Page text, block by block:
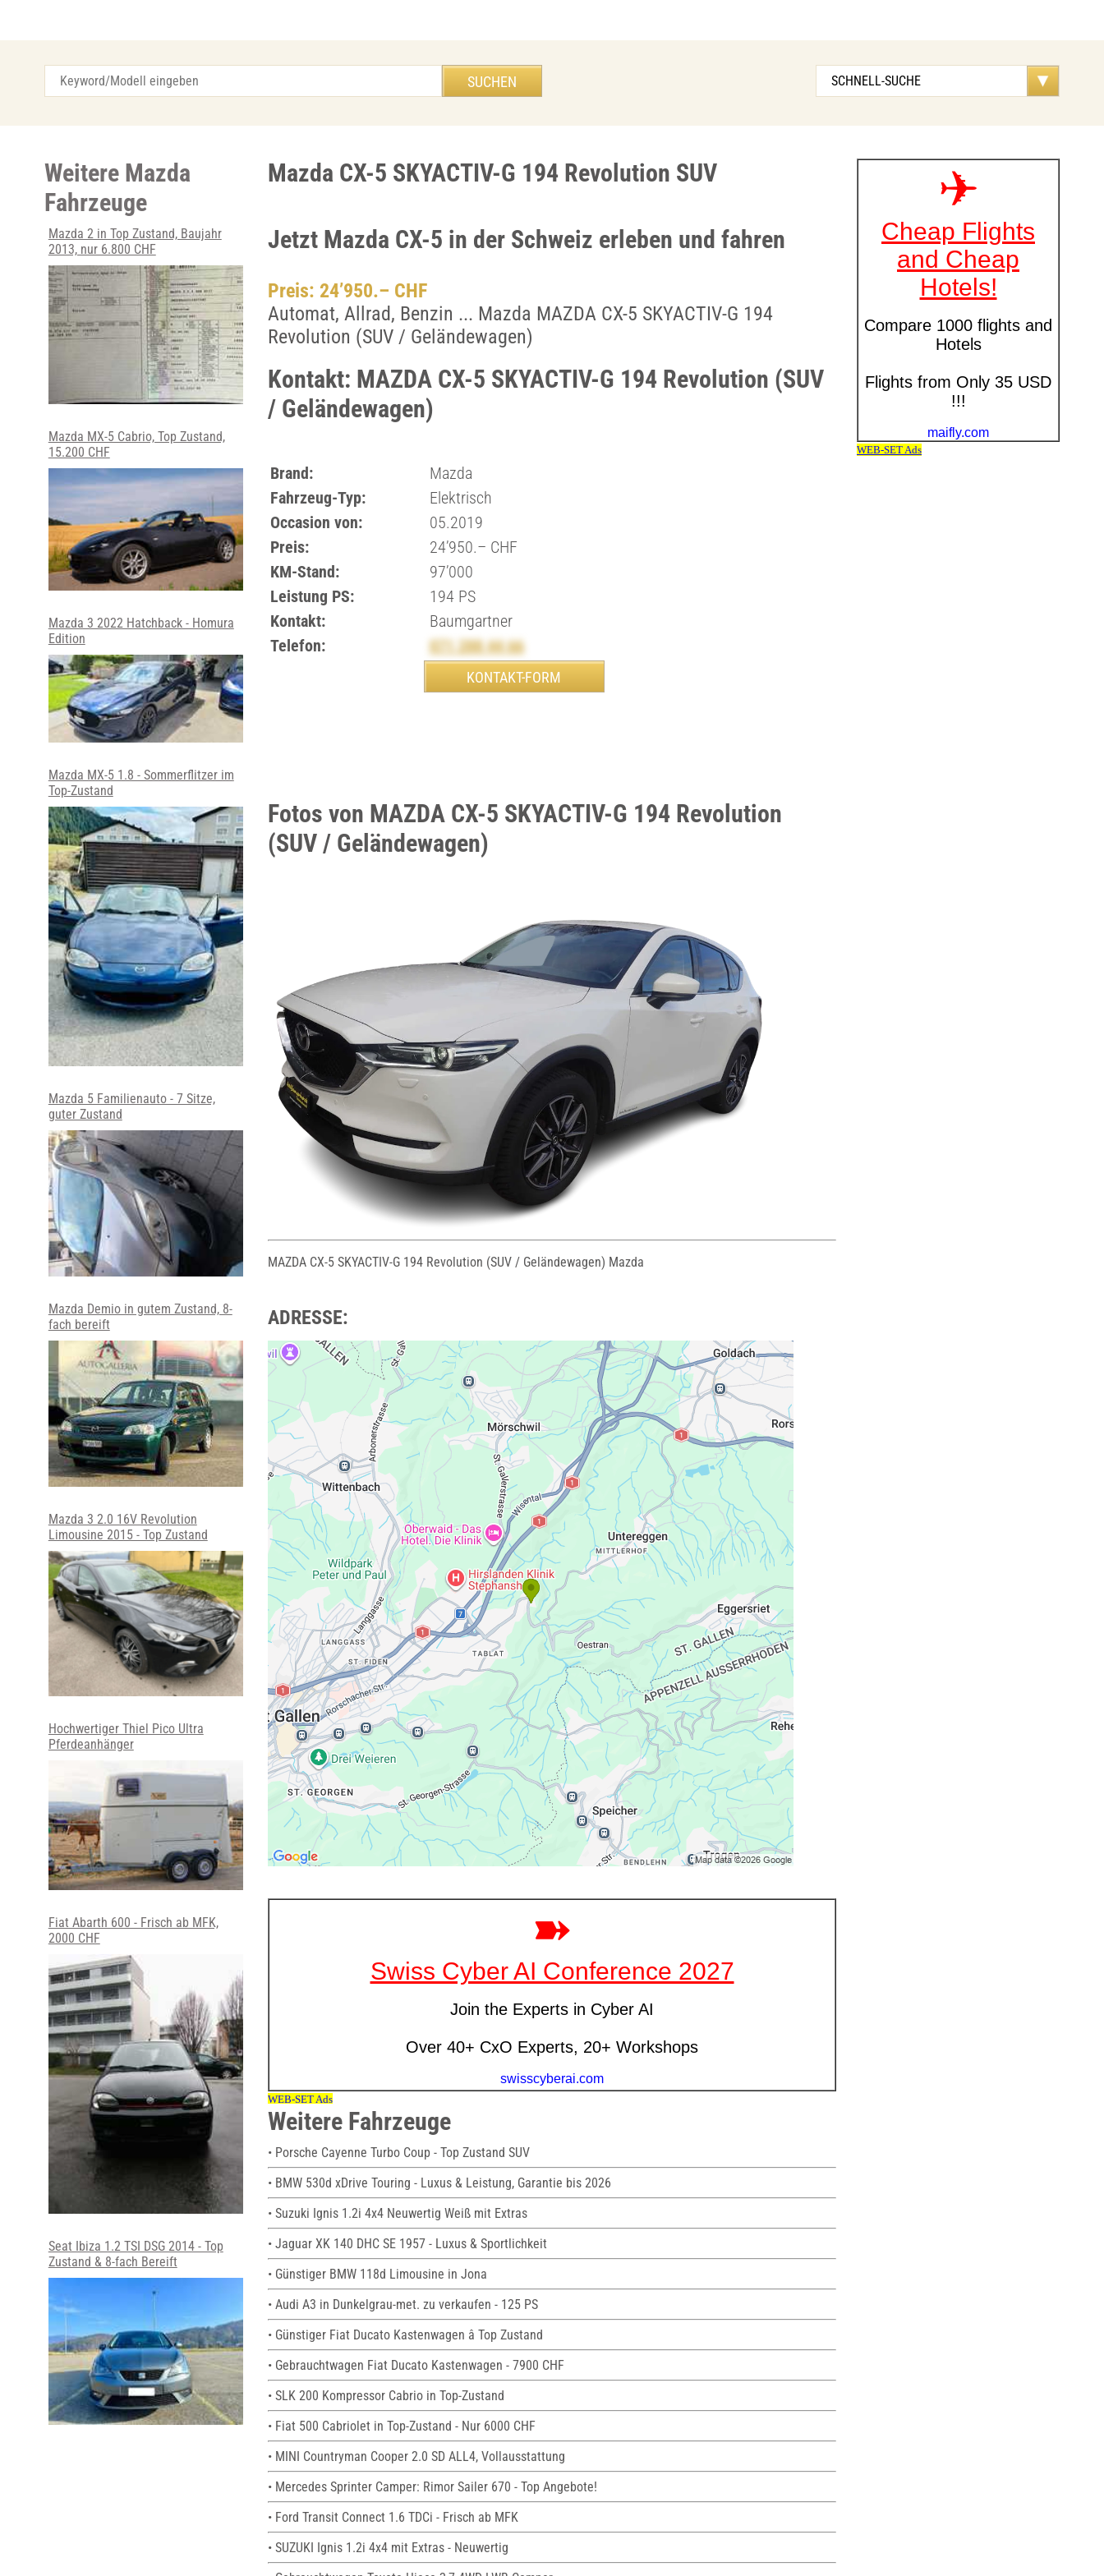
Mazda CX-5 SKYACTIV-G 194 Revolution SUV
Jetzt Mazda CX-5 in der Schweiz erleben und fahren
Preis: 24’950.– CHF
Automat, Allrad, Benzin ... Mazda MAZDA CX-5 SKYACTIV-G 194
Revolution (SUV / Geländewagen)
Kontakt: MAZDA CX-5 SKYACTIV-G 194 Revolution (SUV
/ Geländewagen)
Brand:
Mazda
Fahrzeug-Typ:
Elektrisch
Occasion von:
05.2019
Preis:
24’950.– CHF
KM-Stand:
97’000
Leistung PS:
194 PS
Kontakt:
Baumgartner
Telefon:
071 288 44 66
Fotos von MAZDA CX-5 SKYACTIV-G 194 Revolution
(SUV / Geländewagen)
MAZDA CX-5 SKYACTIV-G 194 Revolution (SUV / Geländewagen) Mazda
ADRESSE:
Weitere Fahrzeuge
• Porsche Cayenne Turbo Coup - Top Zustand SUV
• BMW 530d xDrive Touring - Luxus & Leistung, Garantie bis 2026
• Suzuki Ignis 1.2i 4x4 Neuwertig Weiß mit Extras
• Jaguar XK 140 DHC SE 1957 - Luxus & Sportlichkeit
• Günstiger BMW 118d Limousine in Jona
• Audi A3 in Dunkelgrau-met. zu verkaufen - 125 PS
• Günstiger Fiat Ducato Kastenwagen â Top Zustand
• Gebrauchtwagen Fiat Ducato Kastenwagen - 7900 CHF
• SLK 200 Kompressor Cabrio in Top-Zustand
• Fiat 500 Cabriolet in Top-Zustand - Nur 6000 CHF
• MINI Countryman Cooper 2.0 SD ALL4, Vollausstattung
• Mercedes Sprinter Camper: Rimor Sailer 670 - Top Angebote!
• Ford Transit Connect 1.6 TDCi - Frisch ab MFK
• SUZUKI Ignis 1.2i 4x4 mit Extras - Neuwertig
Weitere Mazda
Fahrzeuge
Mazda 2 in Top Zustand, Baujahr
2013, nur 6.800 CHF
Mazda MX-5 Cabrio, Top Zustand,
15.200 CHF
Mazda 3 2022 Hatchback - Homura
Edition
Mazda MX-5 1.8 - Sommerflitzer im
Top-Zustand
Mazda 5 Familienauto - 7 Sitze,
guter Zustand
Mazda Demio in gutem Zustand, 8-
fach bereift
Mazda 3 2.0 16V Revolution
Limousine 2015 - Top Zustand
Hochwertiger Thiel Pico Ultra
Pferdeanhänger
Fiat Abarth 600 - Frisch ab MFK,
2000 CHF
Seat Ibiza 1.2 TSI DSG 2014 - Top
Zustand & 8-fach Bereift